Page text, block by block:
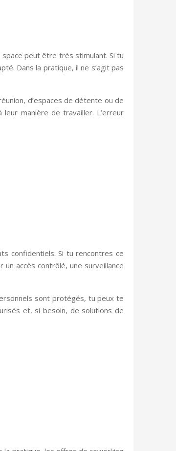
space peut être très stimulant. Si tu
Dans la pratique, il ne s’agit pas
d’espaces de détente ou de
leur manière de travailler. L’erreur
confidentiels. Si tu rencontres ce
accès contrôlé, une surveillance
sont protégés, tu peux te
et, si besoin, de solutions de